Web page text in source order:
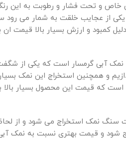
خاص و تحت فشار و رطوبت به این
از عجایب خلقت به شمار می
و ارزش بسیار بالا قیمت ان
نمک آبی گرمسار است که یکی از
و همچنین استخراج این نمک
که قیمت این محصول بسیار بالا
سنگ نمک استخراج می شود و از
شود و قیمت بهتری نسبت به نمک